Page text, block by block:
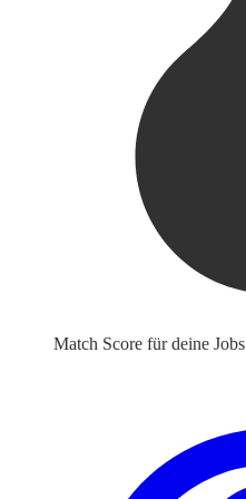
Match Score für deine Jobs